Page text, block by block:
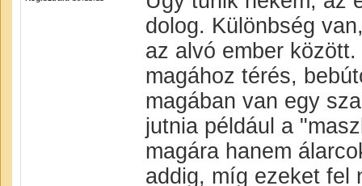
dolog. Különbség
az alvó ember
magához térés,
magában van egy
jutnia például a
magára hanem
addig, míg ezeket fel